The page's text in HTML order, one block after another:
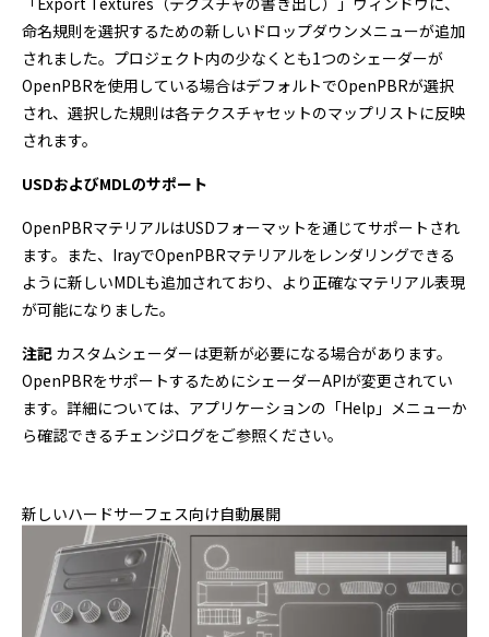
命名規則を選択するための新しいドロップダウンメニューが追加
されました。プロジェクト内の少なくとも1つのシェーダーが
OpenPBRを使用している場合はデフォルトでOpenPBRが選択
され、選択した規則は各テクスチャセットのマップリストに反映
されます。
USDおよびMDLのサポート
OpenPBRマテリアルはUSDフォーマットを通じてサポートされ
ます。また、IrayでOpenPBRマテリアルをレンダリングできる
ように新しいMDLも追加されており、より正確なマテリアル表現
が可能になりました。
注記 カスタムシェーダーは更新が必要になる場合があります。
OpenPBRをサポートするためにシェーダーAPIが変更されてい
ます。詳細については、アプリケーションの「Help」メニューか
ら確認できるチェンジログをご参照ください。
新しいハードサーフェス向け自動展開